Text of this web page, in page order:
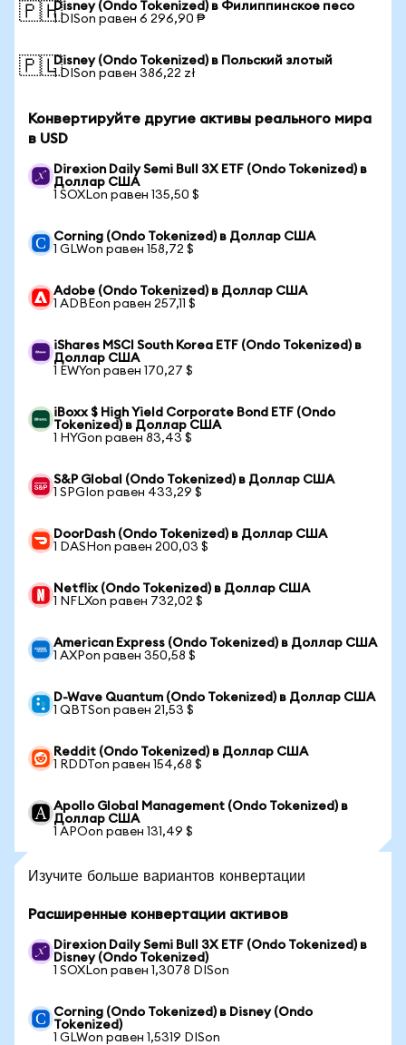
🇵🇭Disney (Ondo Tokenized) в Филиппинское песо
1 DISon равен 6 296,90 ₱
🇵🇱Disney (Ondo Tokenized) в Польский злотый
1 DISon равен 386,22 zł
Конвертируйте другие активы реального мира
в USD
Direxion Daily Semi Bull 3X ETF (Ondo Tokenized) в
Доллар США
1 SOXLon равен 135,50 $
Corning (Ondo Tokenized) в Доллар США
1 GLWon равен 158,72 $
Adobe (Ondo Tokenized) в Доллар США
1 ADBEon равен 257,11 $
iShares MSCI South Korea ETF (Ondo Tokenized) в
Доллар США
1 EWYon равен 170,27 $
iBoxx $ High Yield Corporate Bond ETF (Ondo
Tokenized) в Доллар США
1 HYGon равен 83,43 $
S&P Global (Ondo Tokenized) в Доллар США
1 SPGIon равен 433,29 $
DoorDash (Ondo Tokenized) в Доллар США
1 DASHon равен 200,03 $
Netflix (Ondo Tokenized) в Доллар США
1 NFLXon равен 732,02 $
American Express (Ondo Tokenized) в Доллар США
1 AXPon равен 350,58 $
D-Wave Quantum (Ondo Tokenized) в Доллар США
1 QBTSon равен 21,53 $
Reddit (Ondo Tokenized) в Доллар США
1 RDDTon равен 154,68 $
Apollo Global Management (Ondo Tokenized) в
Доллар США
1 APOon равен 131,49 $
Изучите больше вариантов конвертации
Расширенные конвертации активов
Direxion Daily Semi Bull 3X ETF (Ondo Tokenized) в
Disney (Ondo Tokenized)
1 SOXLon равен 1,3078 DISon
Corning (Ondo Tokenized) в Disney (Ondo
Tokenized)
1 GLWon равен 1,5319 DISon